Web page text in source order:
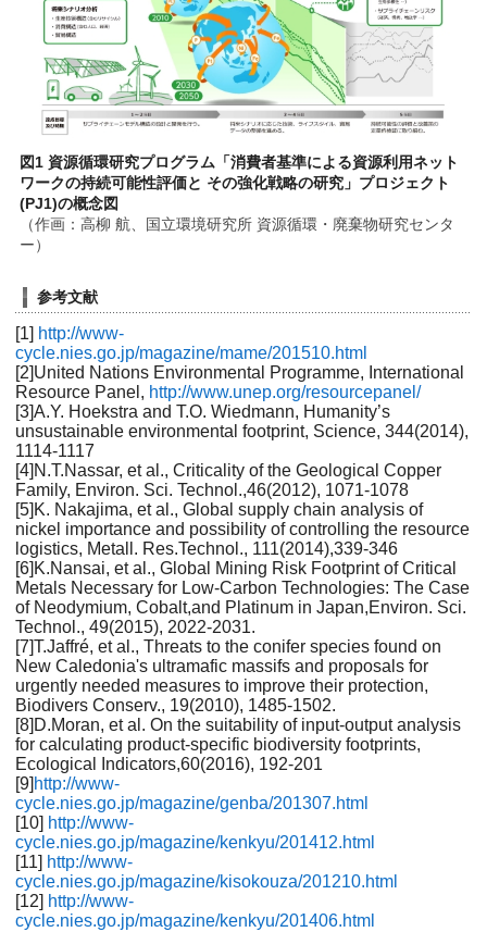
図1 資源循環研究プログラム「消費者基準による資源利用ネット
ワークの持続可能性評価と その強化戦略の研究」プロジェクト
(PJ1)の概念図
（作画：高柳 航、国立環境研究所 資源循環・廃棄物研究センタ
ー）
参考文献
[1] http://www-
cycle.nies.go.jp/magazine/mame/201510.html
[2]United Nations Environmental Programme, International
Resource Panel, http://www.unep.org/resourcepanel/
[3]A.Y. Hoekstra and T.O. Wiedmann, Humanity’s
unsustainable environmental footprint, Science, 344(2014),
1114-1117
[4]N.T.Nassar, et al., Criticality of the Geological Copper
Family, Environ. Sci. Technol.,46(2012), 1071-1078
[5]K. Nakajima, et al., Global supply chain analysis of
nickel importance and possibility of controlling the resource
logistics, Metall. Res.Technol., 111(2014),339-346
[6]K.Nansai, et al., Global Mining Risk Footprint of Critical
Metals Necessary for Low-Carbon Technologies: The Case
of Neodymium, Cobalt,and Platinum in Japan,Environ. Sci.
Technol., 49(2015), 2022-2031.
[7]T.Jaffré, et al., Threats to the conifer species found on
New Caledonia's ultramafic massifs and proposals for
urgently needed measures to improve their protection,
Biodivers Conserv., 19(2010), 1485-1502.
[8]D.Moran, et al. On the suitability of input-output analysis
for calculating product-specific biodiversity footprints,
Ecological Indicators,60(2016), 192-201
[9] http://www-
cycle.nies.go.jp/magazine/genba/201307.html
[10] http://www-
cycle.nies.go.jp/magazine/kenkyu/201412.html
[11] http://www-
cycle.nies.go.jp/magazine/kisokouza/201210.html
[12] http://www-
cycle.nies.go.jp/magazine/kenkyu/201406.html